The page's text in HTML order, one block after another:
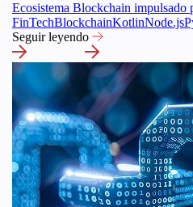
Ecosistema Blockchain impulsado
FinTechBlockchainKotlinNode.js
Seguir leyendo